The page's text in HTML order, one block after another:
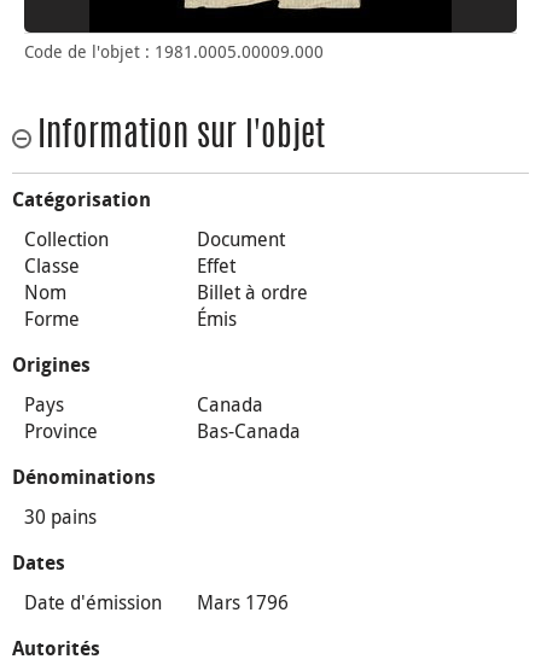
Code de l'objet : 1981.0005.00009.000
Information sur l'objet
Catégorisation
Collection
Document
Classe
Effet
Nom
Billet à ordre
Forme
Émis
Origines
Pays
Canada
Province
Bas-Canada
Dénominations
30 pains
Dates
Date d'émission Mars 1796
Autorités